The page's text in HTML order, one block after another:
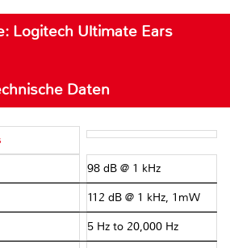
Logitech Ultimate Ears
Daten
98 dB @ 1 kHz
112 dB @ 1 kHz, 1mW
5 Hz to 20,000 Hz